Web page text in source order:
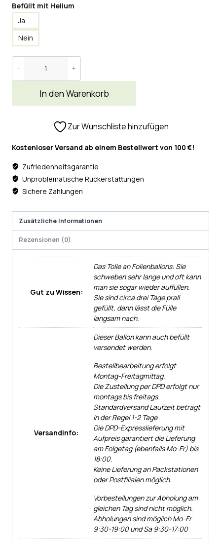
Befüllt mit Helium
Ja
Nein
In den Warenkorb
Zur Wunschliste hinzufügen
Kostenloser Versand ab einem Bestellwert von 100 €!
Zufriedenheitsgarantie
Unproblematische Rückerstattungen
Sichere Zahlungen
Zusätzliche Informationen
Rezensionen (0)
Gut zu Wissen:
Das Tolle an Folienballons: Sie
schweben sehr lange und oft kann
man sie sogar wieder auffüllen.
Sie sind circa drei Tage prall
gefüllt, dann lässt die Fülle
langsam nach.
Versandinfo:
Dieser Ballon kann auch befüllt
versendet werden.
Bestellbearbeitung erfolgt
Montag-Freitagmittag.
Die Zustellung per DPD erfolgt nur
montags bis freitags.
Standardversand Laufzeit beträgt
in der Regel 1-2 Tage
Die DPD-Expresslieferung mit
Aufpreis garantiert die Lieferung
am Folgetag (ebenfalls Mo-Fr) bis
18:00.
Keine Lieferung an Packstationen
oder Postfilialen möglich.
Vorbestellungen zur Abholung am
gleichen Tag sind nicht möglich.
Abholungen sind möglich Mo-Fr
9:30-19:00 und Sa 9:30-17:00